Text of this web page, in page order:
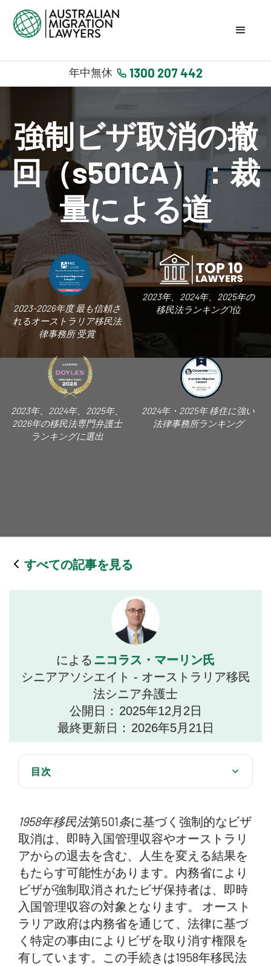
年中無休 1300 207 442
強制ビザ取消の撤
回（s501CA）：裁
量による道
2023-2026年度 最も信頼さ
れるオーストラリア移民法
律事務所 受賞
2023年、2024年、2025年の
移民法ランキング1位
2023年、2024年、2025年、
2026年の移民法専門弁護士
ランキングに選出
2024年・2025年 移住に強い
法律事務所ランキング
すべての記事を見る
による ニコラス・マーリン氏
シニアアソシエイト - オーストラリア移民
法シニア弁護士
公開日： 2025年12月2日
最終更新日： 2026年5月21日
目次
取消請求（s501CA）：法的経路
Australia Migration Lawyers can help you all over
Australia
裁量的大臣指示
主要かつ有利な考慮事項
取消申立の性質
オーストラリア移民弁護士がお手伝いできること
1958年移民法第501条に基づく強制的なビザ
取消は、即時入国管理収容やオーストラリ
アからの退去を含む、人生を変える結果を
もたらす可能性があります。内務省により
ビザが強制取消されたビザ保持者は、即時
入国管理収容の対象となります。 オースト
ラリア政府は内務省を通じて、法律に基づ
く特定の事由によりビザを取り消す権限を
有しています。この手続きは1958年移民法